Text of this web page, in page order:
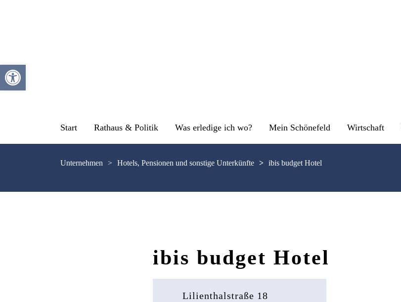
Werkzeugleiste öffnen
Start Rathaus & Politik Was erledige ich wo? Mein Schönefeld Wirtschaft
Unternehmen > Hotels, Pensionen und sonstige Unterkünfte > ibis budget Hotel
ibis budget Hotel
Lilienthalstraße 18